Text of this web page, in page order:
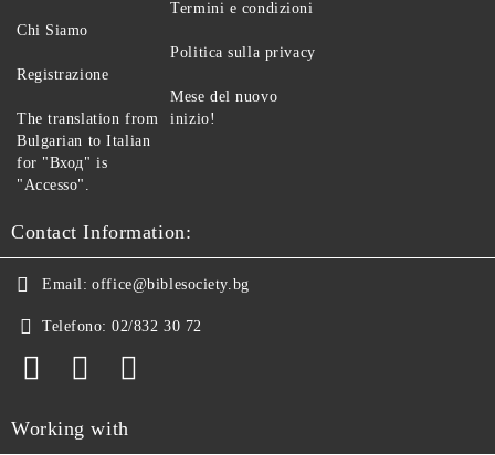
Chi Siamo
Registrazione
The translation from
Bulgarian to Italian
for "Вход" is
"Accesso".
Termini e condizioni
Politica sulla privacy
Mese del nuovo
inizio!
Contact Information:
Email: office@biblesociety.bg
Telefono: 02/832 30 72
Working with